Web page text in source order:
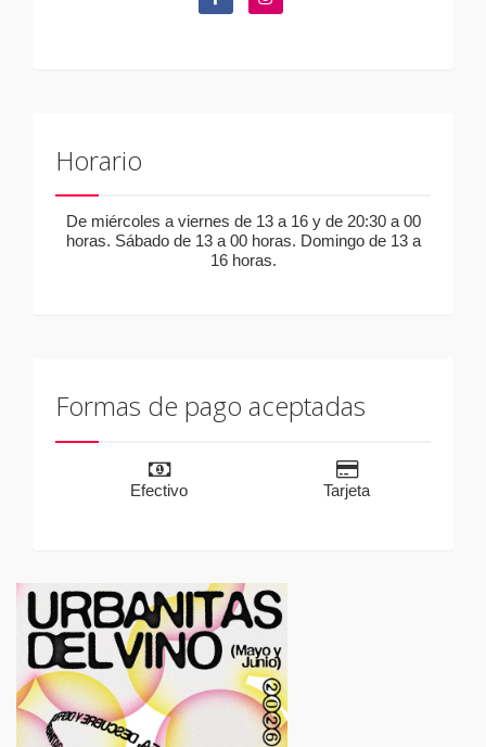
Horario
De miércoles a viernes de 13 a 16 y de 20:30 a 00
horas. Sábado de 13 a 00 horas. Domingo de 13 a
16 horas.
Formas de pago aceptadas
Efectivo Tarjeta